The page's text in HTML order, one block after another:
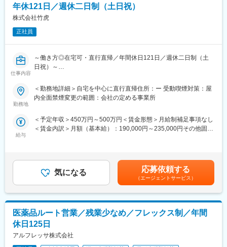
■組織構成：
製造スタッフ73名（派遣22名含む）
男女比：男性32名、女性41名
10代～50代と幅広く在籍しています。
■製品について：https://www.daisho-s.jp/
大昭製薬は、1943年創業のOTC医薬品メーカーです。咳止めや鼻
炎薬、ビタミン剤など幅広い製品を製造販売しています。原料か
が強みです。「すべてはみなさまの健康のために」をモットー
に、安全で高品質な医薬品を提供しています。
■当社について：
大昭製薬株式会社では、原料から混合・製剤・包装・発送までを
質チェックを行い、最終製品が高品質となるよう、各工程の管理
を徹底し丁寧に製造しています。
年休121日／週休二日制（土日祝）
株式会社竹虎
正社員
仕事内容
～働き方◎在宅可・直行直帰／年間休日121日／週休二日制（土
日祝）～
当社にて、ルートセールス中心で下記商品の販売をお任せしま
す。
衛生用品：ガーゼ・包帯等
感染対策用品：マスク・ガウン・グローブ等
医療機器卸販売会社、医薬品卸販売会社、歯科卸販売会社等
■具体的に
・代理店（卸）への営業
・代理店担当者と福祉施設へ直接訪問、商品説明などの勉強会
◎移動：社有車（直行直帰体制）社用車は1台貸与され、自宅付近
の駐車場を会社負担で借りることができます！
◎担当：滋賀県エリア
◎出社は週1日程度、ミーティング等
勤務地
＜勤務地詳細＞自宅を中心に直行直帰住所：ー 受動喫煙対策：屋
内全面禁煙変更の範囲：会社の定める事業所
給与
＜予定年収＞450万円～500万円＜賃金形態＞月給制補足事項なし
＜賃金内訳＞月額（基本給）：190,000円～235,000円その他固定
＞有＜残業手当＞有＜給与補足＞※年収には賞与が含まれており、
業績により変動いたします。※経験・能力を考慮して決定いたしま
す。■昇給：年1回（7月）■賞与：年2回（7月、12月）※計約4ヶ
月分賃金はあくまでも目安の金額であり、選考を通じて上下する
可能性があります。月給(月額)は固定手当を含めた表記です。
気になる 応募依頼する
（エージェントサービス）
医薬品ルート営業／残業少なめ／フレックス制／年間
休日125日
アルフレッサ株式会社